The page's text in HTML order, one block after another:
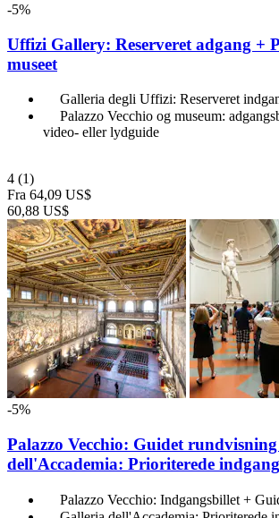
-5%
Uffizi Gallery: Reserveret adgang +
museet
Galleria degli Uffizi: Reserveret
Palazzo Vecchio og museum:
video- eller lydguide
4 (1)
Fra 64,09 US$
60,88 US$
-5%
Palazzo Vecchio: Guidet
dell'Accademia: Prioriterede
Palazzo Vecchio: Indgangsbillet +